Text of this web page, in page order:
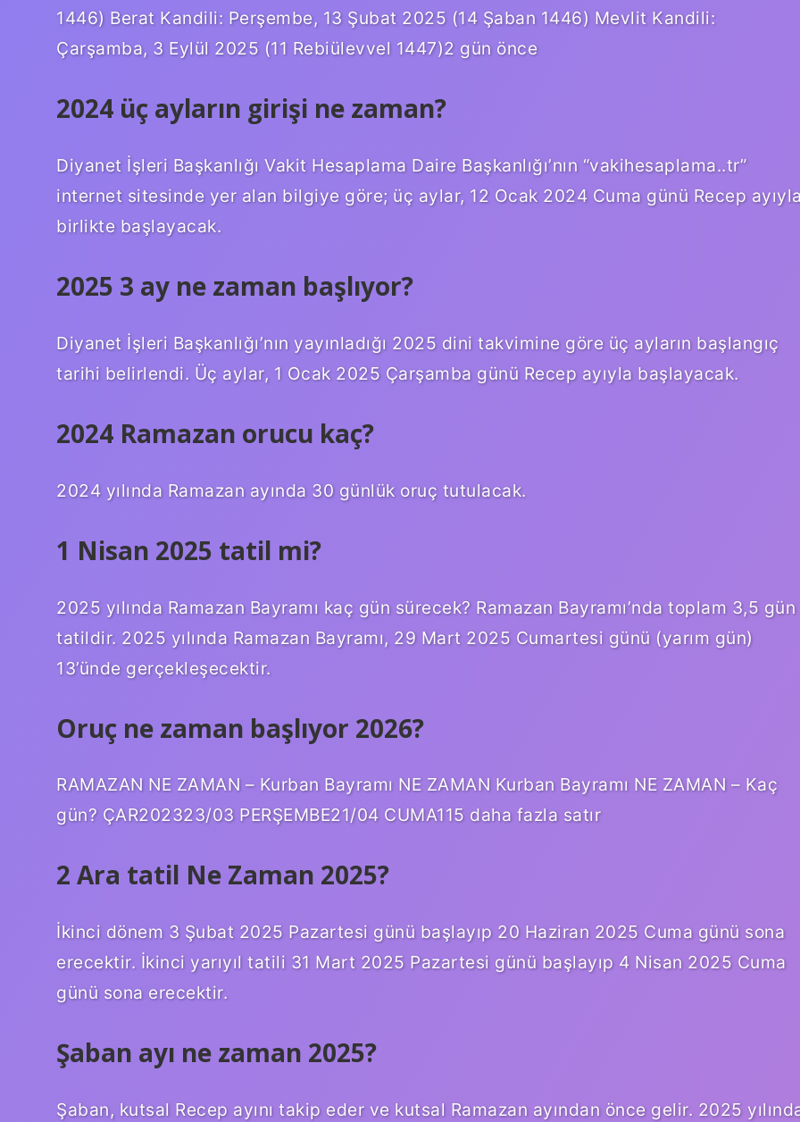
1446) Berat Kandili: Perşembe, 13 Şubat 2025 (14 Şaban 1446) Mevlit Kandili:
Çarşamba, 3 Eylül 2025 (11 Rebiülevvel 1447)2 gün önce
2024 üç ayların girişi ne zaman?
Diyanet İşleri Başkanlığı Vakit Hesaplama Daire Başkanlığı’nın “vakihesaplama..tr”
internet sitesinde yer alan bilgiye göre; üç aylar, 12 Ocak 2024 Cuma günü Recep
birlikte başlayacak.
2025 3 ay ne zaman başlıyor?
Diyanet İşleri Başkanlığı’nın yayınladığı 2025 dini takvimine göre üç ayların başlangıç ​​
tarihi belirlendi. Üç aylar, 1 Ocak 2025 Çarşamba günü Recep ayıyla başlayacak.
2024 Ramazan orucu kaç?
2024 yılında Ramazan ayında 30 günlük oruç tutulacak.
1 Nisan 2025 tatil mi?
2025 yılında Ramazan Bayramı kaç gün sürecek? Ramazan Bayramı’nda toplam 3,5 gün
tatildir. 2025 yılında Ramazan Bayramı, 29 Mart 2025 Cumartesi günü (yarım gün)
13’ünde gerçekleşecektir.
Oruç ne zaman başlıyor 2026?
RAMAZAN NE ZAMAN – Kurban Bayramı NE ZAMAN Kurban Bayramı NE ZAMAN – Kaç
gün? ÇAR202323/03 PERŞEMBE21/04 CUMA115 daha fazla satır
2 Ara tatil Ne Zaman 2025?
İkinci dönem 3 Şubat 2025 Pazartesi günü başlayıp 20 Haziran 2025 Cuma günü sona
erecektir. İkinci yarıyıl tatili 31 Mart 2025 Pazartesi günü başlayıp 4 Nisan 2025 Cuma
günü sona erecektir.
Şaban ayı ne zaman 2025?
Şaban, kutsal Recep ayını takip eder ve kutsal Ramazan ayından önce gelir. 2025